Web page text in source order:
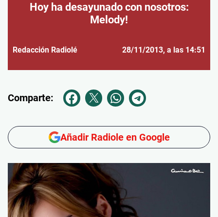
Hoy ha desayunado con nosotros:
Melody!
Redacción Radiolé 28/11/2013, a las 14:51
Comparte:
Añadir Radiole en Google